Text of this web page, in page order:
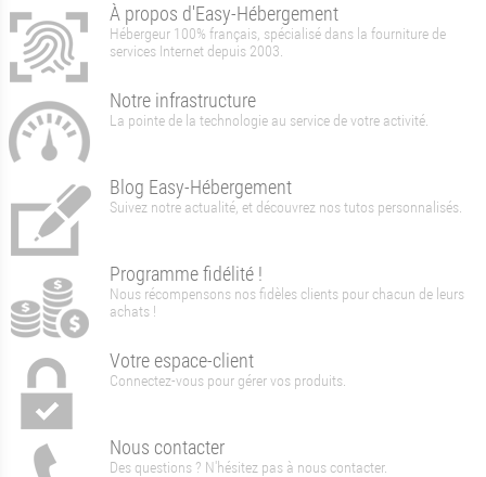
À propos d'Easy-Hébergement
Hébergeur 100% français, spécialisé dans la fourniture de
services Internet depuis 2003.
Notre infrastructure
La pointe de la technologie au service de votre activité.
Blog Easy-Hébergement
Suivez notre actualité, et découvrez nos tutos personnalisés.
Programme fidélité !
Nous récompensons nos fidèles clients pour chacun de leurs
achats !
Votre espace-client
Connectez-vous pour gérer vos produits.
Nous contacter
Des questions ? N'hésitez pas à nous contacter.